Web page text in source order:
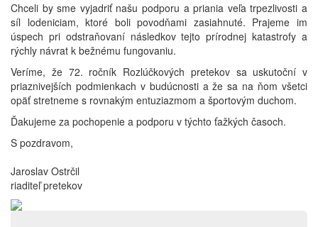
Chceli by sme vyjadriť našu podporu a priania veľa trpezlivosti a
síl lodeniciam, ktoré boli povodňami zasiahnuté. Prajeme im
úspech pri odstraňovaní následkov tejto prírodnej katastrofy a
rýchly návrat k bežnému fungovaniu.
Veríme, že 72. ročník Rozlúčkových pretekov sa uskutoční v
priaznivejších podmienkach v budúcnosti a že sa na ňom všetci
opäť stretneme s rovnakým entuziazmom a športovým duchom.
Ďakujeme za pochopenie a podporu v týchto ťažkých časoch.
S pozdravom,
Jaroslav Ostrčil
riaditeľ pretekov